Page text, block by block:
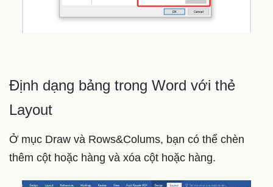
Định dạng bảng trong Word với thẻ
Layout
Ở mục Draw và Rows&Colums, bạn có thể chèn
thêm cột hoặc hàng và xóa cột hoặc hàng.